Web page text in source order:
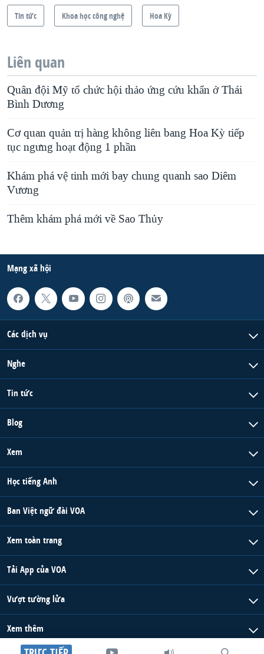
Tin tức Khoa học công nghệ Hoa Kỳ
Liên quan
Quân đội Mỹ tổ chức hội thảo ứng cứu khẩn ở Thái
Bình Dương
Cơ quan quản trị hàng không liên bang Hoa Kỳ tiếp
tục ngưng hoạt động 1 phần
Khám phá vệ tinh mới bay chung quanh sao Diêm
Vương
Thêm khám phá mới về Sao Thủy
Mạng xã hội
Các dịch vụ
Nghe
Tin tức
Blog
Xem
Học tiếng Anh
Ban Việt ngữ đài VOA
Xem toàn trang
Tải App của VOA
Vượt tường lửa
Xem thêm